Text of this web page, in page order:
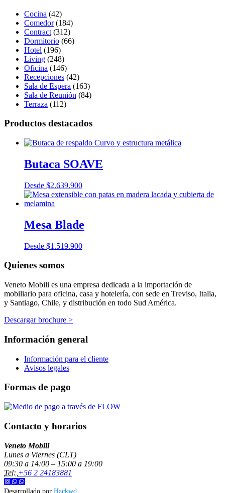
Cocina (42)
Comedor(184)
Contract (312)
Dormitorio (66)
Hotel (196)
Living (248)
Oficina (146)
Recepciones (42)
Sala de Espera (163)
Sala de Reunión (84)
Terraza (112)
Productos destacados
Butaca SOAVE
Desde $2.639.900
Mesa Blade
Desde $1.519.900
Quienes somos
Veneto Mobili es una empresa dedicada a la importación de
mobiliario para oficina, casa y hotelería, con sede en Treviso, Italia,
y Santiago, Chile, y distribución en todo Sud América.
Descargar brochure >
Información general
Información para el cliente
Avisos legales
Formas de pago
Contacto y horarios
Veneto Mobili
Lunes a Viernes (CLT)
09:30 a 14:00 – 15:00 a 19:00
Tel: +56 2 24183881
Desarrollado por Hackwd